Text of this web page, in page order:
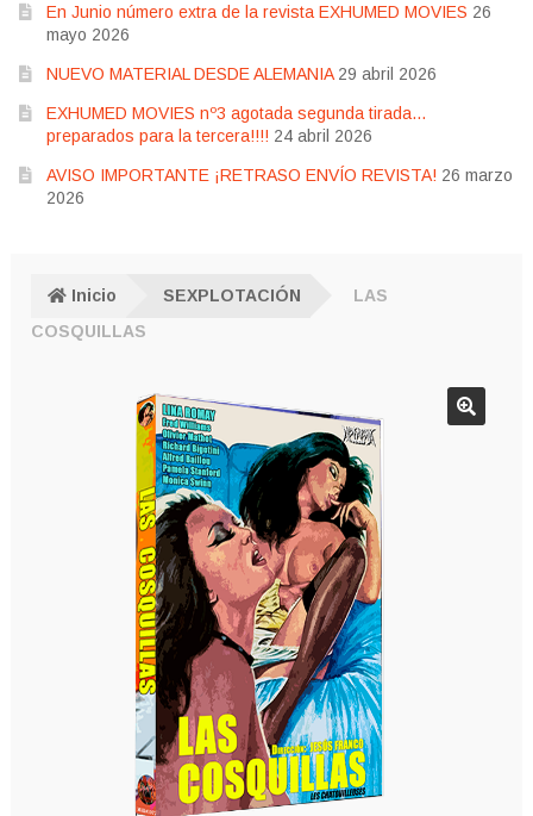
En Junio número extra de la revista EXHUMED MOVIES 26
mayo 2026
NUEVO MATERIAL DESDE ALEMANIA 29 abril 2026
EXHUMED MOVIES nº3 agotada segunda tirada…
preparados para la tercera!!!! 24 abril 2026
AVISO IMPORTANTE ¡RETRASO ENVÍO REVISTA! 26 marzo
2026
Inicio SEXPLOTACIÓN
LAS
COSQUILLAS